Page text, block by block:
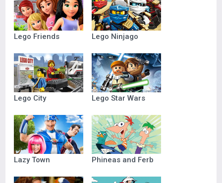
Lego Friends Lego Ninjago
Lego City Lego Star Wars
Lazy Town Phineas and Ferb